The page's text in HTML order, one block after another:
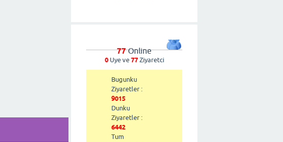
77Online
0Uye ve 77Ziyaretci
Bugunku
Ziyaretler :
9015
Dunku
Ziyaretler :
6442
Tum